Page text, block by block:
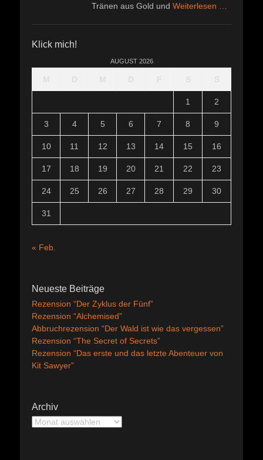
Tränen aus Gold und Weiterlesen …
Klick mich!
AUGUST 2026
1 2
3 4 5 6 7 8 9
10 11 12 13 14 15 16
17 18 19 20 21 22 23
24 25 26 27 28 29 30
31
« Feb.
Neueste Beiträge
Rezension “Der Zyklus der Fünf”
Rezension “Alchemised”
Abbruchrezension “Der Wald ist wie das vergessen”
Rezension “The Secret of Secrets”
Rezension “Das erste und das letzte Abenteuer von
Kit Sawyer”
Archiv
Archiv